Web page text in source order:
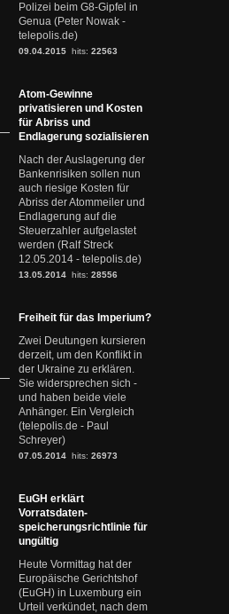
Polizei beim G8-Gipfel in
Genua (Peter Nowak -
telepolis.de)
09.04.2015 hits: 22563
Atom-Gewinne
privatisieren und Kosten
für Abriss und
Endlagerung sozialisieren
Nach der Auslagerung der
Bankenrisiken sollen nun
auch riesige Kosten für
Abriss der Atommeiler und
Endlagerung auf die
Steuerzahler aufgelastet
werden (Ralf Streck
12.05.2014 - telepolis.de)
13.05.2014 hits: 28556
Freiheit für das Imperium?
Zwei Deutungen kursieren
derzeit, um den Konflikt in
der Ukraine zu erklären.
Sie widersprechen sich -
und haben beide viele
Anhänger. Ein Vergleich
(telepolis.de - Paul
Schreyer)
07.05.2014 hits: 26973
EuGH erklärt
Vorratsdaten-
speicherungsrichtlinie für
ungültig
Heute Vormittag hat der
Europäische Gerichtshof
(EuGH) in Luxemburg ein
Urteil verkündet, nach dem